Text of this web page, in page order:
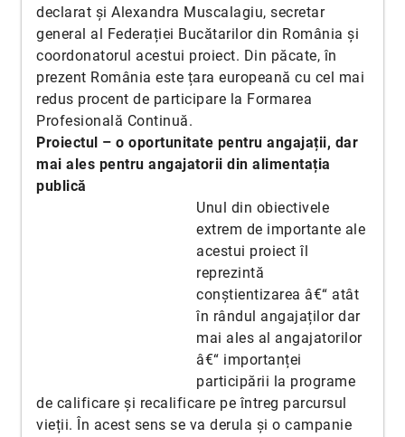
declarat și Alexandra Muscalagiu, secretar
general al Federației Bucătarilor din România și
coordonatorul acestui proiect. Din păcate, în
prezent România este țara europeană cu cel mai
redus procent de participare la Formarea
Profesională Continuă.
Proiectul – o oportunitate pentru angajații, dar
mai ales pentru angajatorii din alimentația
publică
Unul din obiectivele
extrem de importante ale
acestui proiect îl
reprezintă
conștientizarea â€“ atât
în rândul angajaților dar
mai ales al angajatorilor
â€“ importanței
participării la programe
de calificare și recalificare pe întreg parcursul
vieții. În acest sens se va derula și o campanie